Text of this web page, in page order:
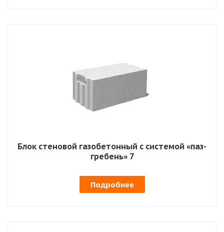
Блок стеновой газобетонный с системой «паз-
гребень» 7
Подробнее